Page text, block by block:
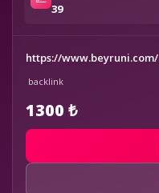
39
https://www.beyruni.com/
backlink
1300 ₺